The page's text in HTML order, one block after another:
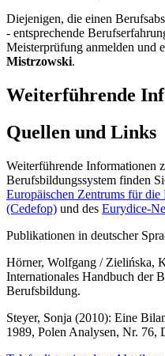
Diejenigen, die einen
- entsprechende
Meisterprüfung anmelden und
Mistrzowski.
Weiterführende
Quellen und Links
Weiterführende Informationen
Berufsbildungssystem finden
Europäischen Zentrums für
(Cedefop) und des Eurydice-
Publikationen in deutscher
Hörner, Wolfgang / Zielińska,
Internationales Handbuch der
Berufsbildung.
Steyer, Sonja (2010): Eine
1989, Polen Analysen, Nr. 76,